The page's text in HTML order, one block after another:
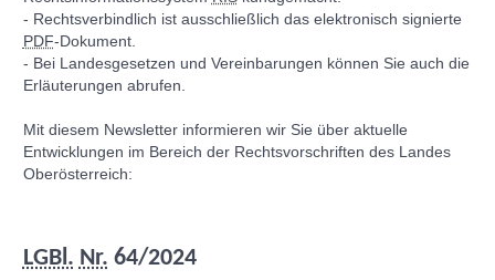
- Rechtsverbindlich ist ausschließlich das elektronisch signierte
PDF-Dokument.
- Bei Landesgesetzen und Vereinbarungen können Sie auch die
Erläuterungen abrufen.
Mit diesem Newsletterinformieren wir Sie über aktuelle
Entwicklungen im Bereich der Rechtsvorschriften des Landes
Oberösterreich:
LGBl. Nr. 64/2024